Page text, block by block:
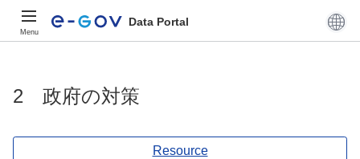
Menu
Data Portal
2 政府の対策
Resource